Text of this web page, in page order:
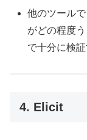
他のツール
がどの程度
で十分に検
4. Elicit